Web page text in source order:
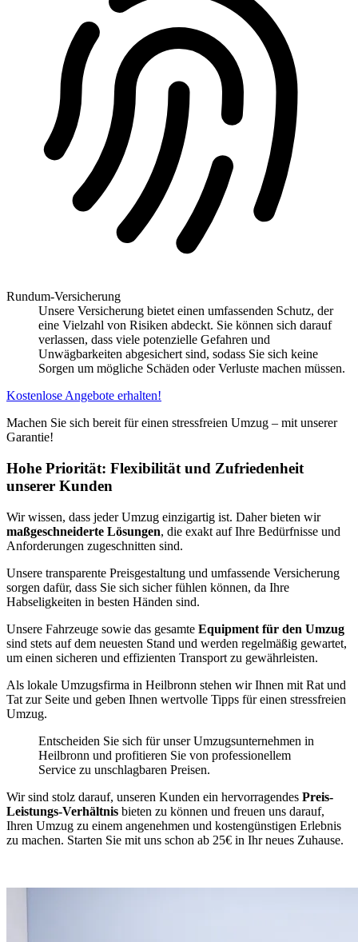
Rundum-Versicherung
Unsere Versicherung bietet einen umfassenden Schutz, der
eine Vielzahl von Risiken abdeckt. Sie können sich darauf
verlassen, dass viele potenzielle Gefahren und
Unwägbarkeiten abgesichert sind, sodass Sie sich keine
Sorgen um mögliche Schäden oder Verluste machen müssen.
Kostenlose Angebote erhalten!
Machen Sie sich bereit für einen stressfreien Umzug – mit unserer
Garantie!
Hohe Priorität: Flexibilität und Zufriedenheit
unserer Kunden
Wir wissen, dass jeder Umzug einzigartig ist. Daher bieten wir
maßgeschneiderte Lösungen, die exakt auf Ihre Bedürfnisse und
Anforderungen zugeschnitten sind.
Unsere transparente Preisgestaltung und umfassende Versicherung
sorgen dafür, dass Sie sich sicher fühlen können, da Ihre
Habseligkeiten in besten Händen sind.
Unsere Fahrzeuge sowie das gesamte Equipment für den Umzug
sind stets auf dem neuesten Stand und werden regelmäßig gewartet,
um einen sicheren und effizienten Transport zu gewährleisten.
Als lokale Umzugsfirma in Heilbronn stehen wir Ihnen mit Rat und
Tat zur Seite und geben Ihnen wertvolle Tipps für einen stressfreien
Umzug.
Entscheiden Sie sich für unser Umzugsunternehmen in
Heilbronn und profitieren Sie von professionellem
Service zu unschlagbaren Preisen.
Wir sind stolz darauf, unseren Kunden ein hervorragendes Preis-
Leistungs-Verhältnis bieten zu können und freuen uns darauf,
Ihren Umzug zu einem angenehmen und kostengünstigen Erlebnis
zu machen. Starten Sie mit uns schon ab 25€ in Ihr neues Zuhause.